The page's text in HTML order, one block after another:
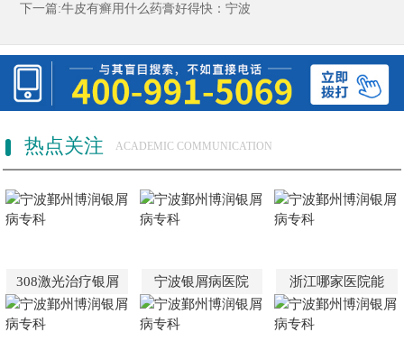
下一篇:牛皮有癣用什么药膏好得快：宁波
热点关注 ACADEMIC COMMUNICATION
308激光治疗银屑 宁波银屑病医院 浙江哪家医院能